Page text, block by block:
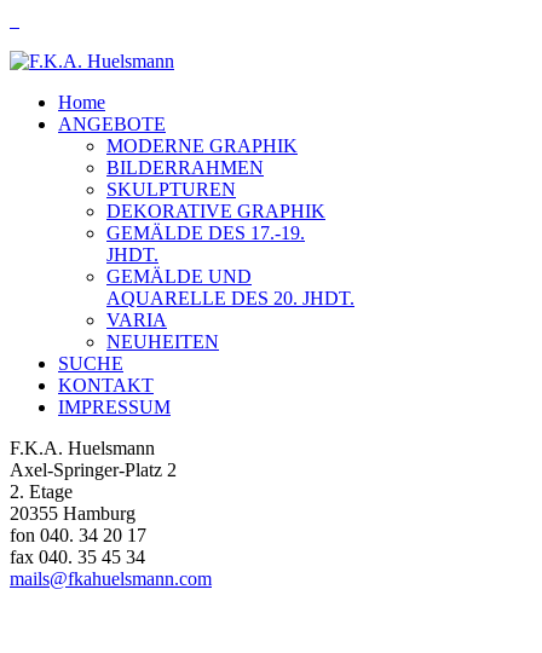
Home
ANGEBOTE
MODERNE GRAPHIK
BILDERRAHMEN
SKULPTUREN
DEKORATIVE GRAPHIK
GEMÄLDE DES 17.-19.
JHDT.
GEMÄLDE UND
AQUARELLE DES 20. JHDT.
VARIA
NEUHEITEN
SUCHE
KONTAKT
IMPRESSUM
F.K.A. Huelsmann
Axel-Springer-Platz 2
2. Etage
20355 Hamburg
fon 040. 34 20 17
fax 040. 35 45 34
mails@fkahuelsmann.com